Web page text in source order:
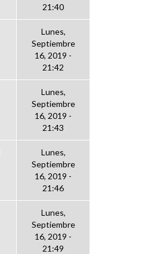
21:40
Lunes,
Septiembre
16, 2019 -
21:42
Lunes,
Septiembre
16, 2019 -
21:43
Lunes,
Septiembre
16, 2019 -
21:46
Lunes,
Septiembre
16, 2019 -
21:49